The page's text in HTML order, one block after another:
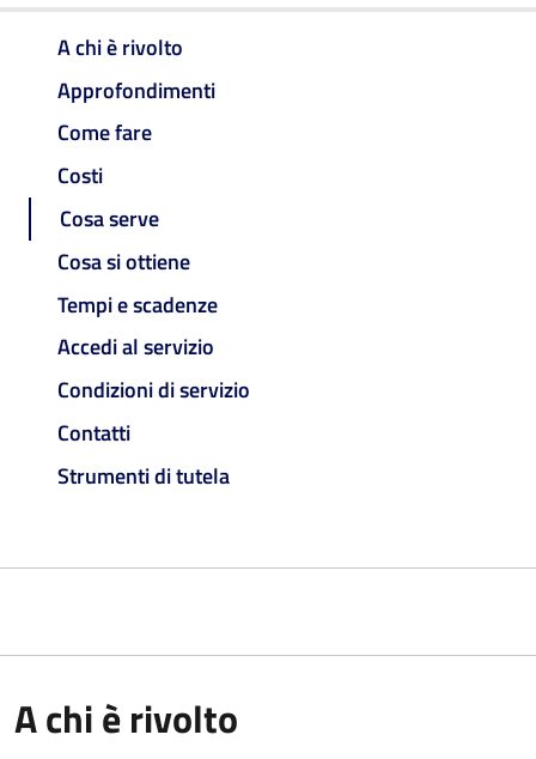
A chi è rivolto
Approfondimenti
Come fare
Costi
Cosa serve
Cosa si ottiene
Tempi e scadenze
Accedi al servizio
Condizioni di servizio
Contatti
Strumenti di tutela
A chi è rivolto